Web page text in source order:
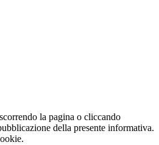
la pagina o cliccando
della presente informativa.